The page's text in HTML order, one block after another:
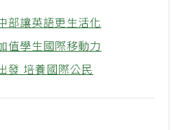
部讓英語更生活化
值學生國際移動力
發 培養國際公民